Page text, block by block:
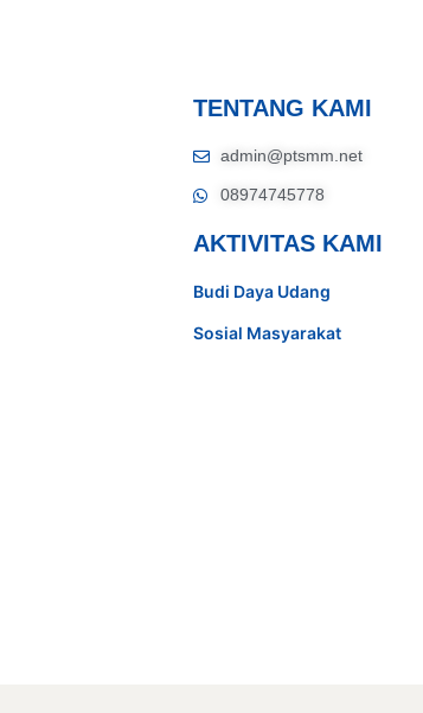
TENTANG KAMI
admin@ptsmm.net
08974745778
AKTIVITAS KAMI
Budi Daya Udang
Sosial Masyarakat